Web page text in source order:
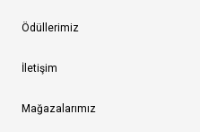
Ödüllerimiz
İletişim
Mağazalarımız